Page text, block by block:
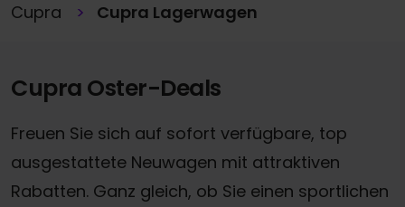
Cupra Cupra Lagerwagen
Cupra Oster-Deals
Freuen Sie sich auf sofort verfügbare, top
ausgestattete Neuwagen mit attraktiven
Rabatten. Ganz gleich, ob Sie einen sportlichen